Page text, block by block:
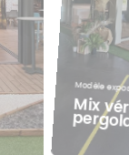
Mix
Modèle